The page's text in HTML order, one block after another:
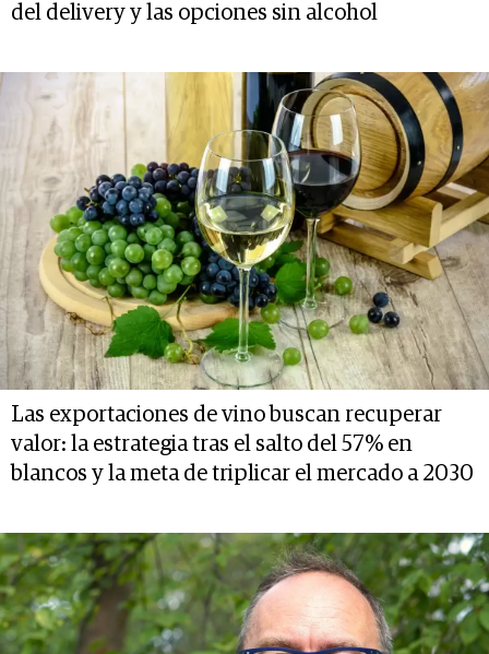
del delivery y las opciones sin alcohol
Las exportaciones de vino buscan recuperar
valor: la estrategia tras el salto del 57% en
blancos y la meta de triplicar el mercado a 2030